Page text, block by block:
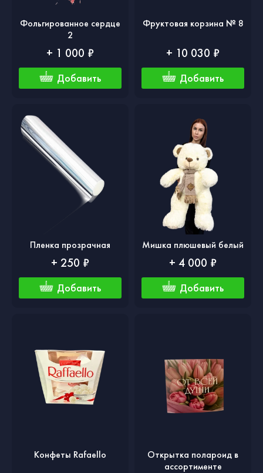
Фольгированное сердце
2
+ 1 000 ₽
Добавить
Фруктовая корзина № 8
+ 10 030 ₽
Добавить
Пленка прозрачная
+ 250 ₽
Добавить
Мишка плюшевый белый
+ 4 000 ₽
Добавить
Конфеты Rafaello
Открытка полароид в
ассортименте